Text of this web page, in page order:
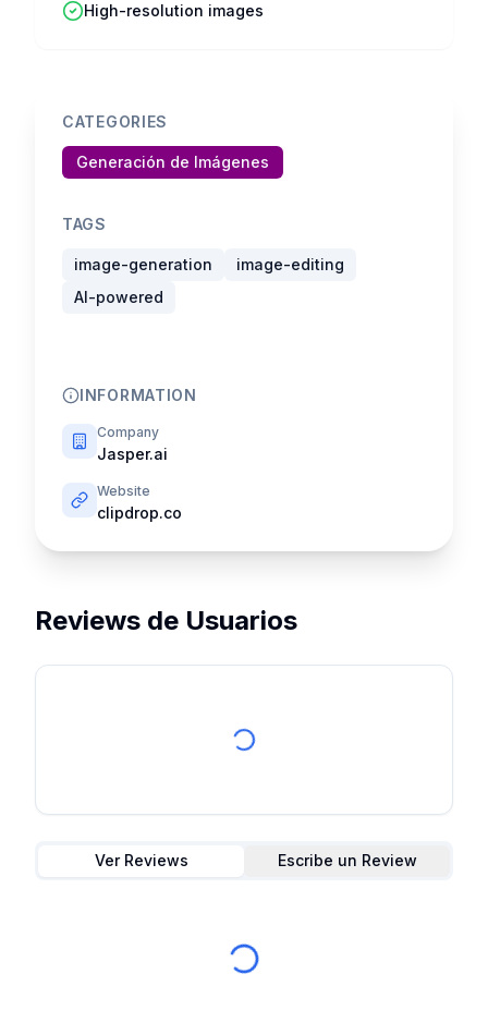
High-resolution images
CATEGORIES
Generación de Imágenes
TAGS
image-generation
image-editing
AI-powered
INFORMATION
Company
Jasper.ai
Website
clipdrop.co
Reviews de Usuarios
Ver Reviews Escribe un Review